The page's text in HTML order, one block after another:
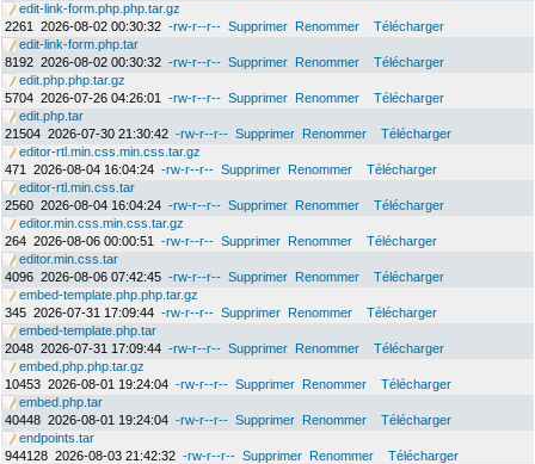
edit-link-form.php.php.tar.gz
2261
2026-08-02 00:30:32 -rw-r--r-- Supprimer Renommer
Télécharger
edit-link-form.php.tar
8192 2026-08-02 00:30:32 -rw-r--r-- Supprimer Renommer
Télécharger
edit.php.php.tar.gz
5704 2026-07-26 04:26:01 -rw-r--r-- Supprimer Renommer
Télécharger
edit.php.tar
21504 2026-07-30 21:30:42 -rw-r--r-- Supprimer Renommer
Télécharger
editor-rtl.min.css.min.css.tar.gz
471
2026-08-04 16:04:24 -rw-r--r-- Supprimer Renommer
Télécharger
editor-rtl.min.css.tar
2560 2026-08-04 16:04:24 -rw-r--r-- Supprimer Renommer
Télécharger
editor.min.css.min.css.tar.gz
264 2026-08-06 00:00:51 -rw-r--r-- Supprimer Renommer
Télécharger
editor.min.css.tar
4096 2026-08-06 07:42:45 -rw-r--r-- Supprimer Renommer
Télécharger
embed-template.php.php.tar.gz
345 2026-07-31 17:09:44 -rw-r--r-- Supprimer Renommer
Télécharger
embed-template.php.tar
2048 2026-07-31 17:09:44 -rw-r--r-- Supprimer Renommer
Télécharger
embed.php.php.tar.gz
10453 2026-08-01 19:24:04 -rw-r--r-- Supprimer Renommer
Télécharger
embed.php.tar
40448 2026-08-01 19:24:04 -rw-r--r-- Supprimer Renommer
Télécharger
endpoints.tar
944128 2026-08-03 21:42:32 -rw-r--r-- Supprimer Renommer
Télécharger